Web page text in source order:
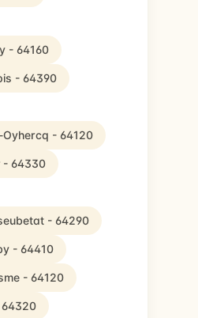
- 64160
- 64390
Oyhercq - 64120
- 64330
- 64290
- 64410
- 64120